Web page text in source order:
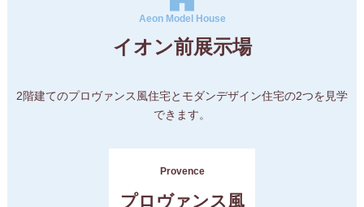
Aeon Model House
イオン前展示場
2階建てのプロヴァンス風住宅とモダンデザイン住宅の2つを見学
できます。
Provence
プロヴァンス風